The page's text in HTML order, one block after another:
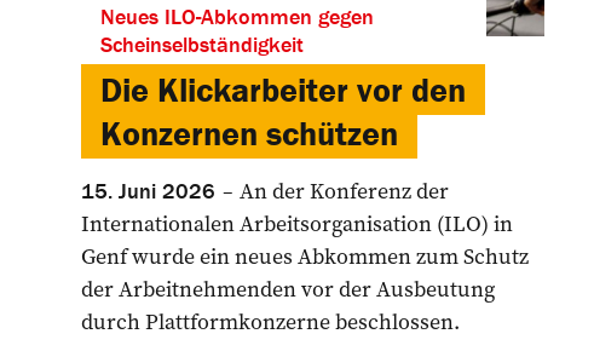
Neues ILO-Abkommen gegen
Scheinselbständigkeit
Die Klickarbeiter vor den
Konzernen schützen
15. Juni 2026
An der Konferenz der
Internationalen Arbeitsorganisation (ILO) in
Genf wurde ein neues Abkommen zum Schutz
der Arbeitnehmenden vor der Ausbeutung
durch Plattformkonzerne beschlossen.